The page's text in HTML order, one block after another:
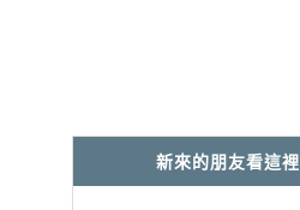
新來的朋友看這裡